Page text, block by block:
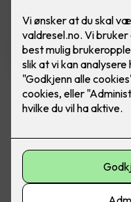
Charge
med teknologi og
Charge Amps Luna
forblir tilkoblet for å